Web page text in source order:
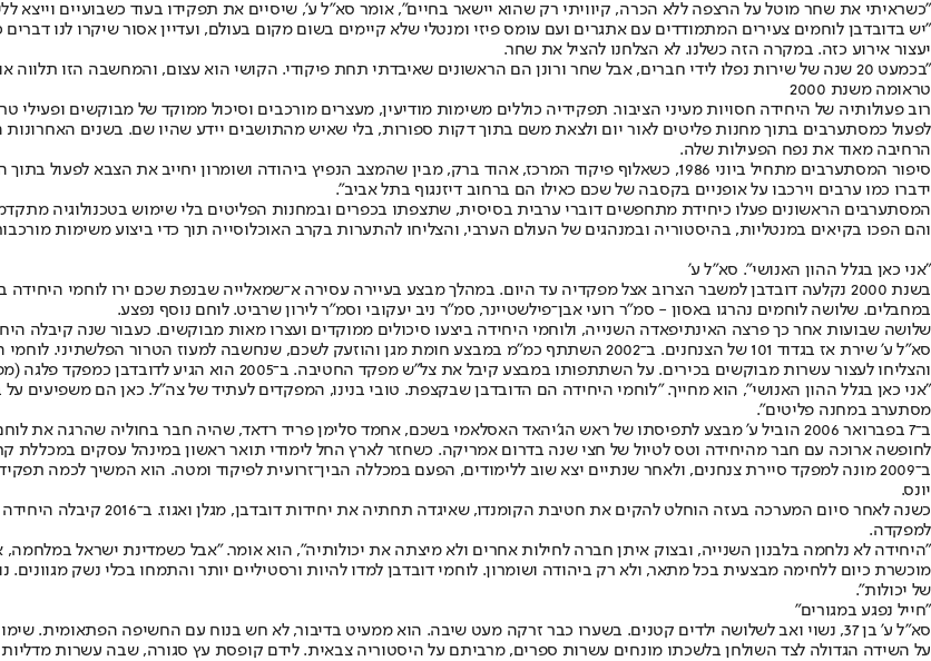
"כשראיתי את שחר מוטל על הרצפה ללא הכרה, קיוויתי רק שהוא יישאר בחיים", אומר סא"ל ע', שיסיים את תפקידו בעוד כשבועיים וייצא
"יש בדובדבן לוחמים צעירים המתמודדים עם אתגרים ועם עומס פיזי ומנטלי שלא קיימים בשום מקום בעולם, ועדיין אסור שיקרו לנו
יעצור אירוע כזה. במקרה הזה כשלנו. לא הצלחנו להציל את שחר.
"בכמעט 20 שנה של שירות נפלו לידי חברים, אבל שחר ורונן הם הראשונים שאיבדתי תחת פיקודי. הקושי הוא עצום, והמחשבה הזו תלווה אותי עד סוף חיי".
טראומה משנת 2000
רוב פעולותיה של היחידה חסויות מעיני הציבור. תפקידיה כוללים משימות מודיעין, מעצרים מורכבים וסיכול ממוקד של מבוקשים
לפעול כמסתערבים בתוך מחנות פליטים לאור יום ולצאת משם בתוך דקות ספורות, בלי שאיש מהתושבים יידע שהיו שם. בשנים
הרחיבה מאוד את נפח הפעילות שלה.
סיפור המסתערבים מתחיל ביוני 1986, כשאלוף פיקוד המרכז, אהוד ברק, מבין שהמצב הנפיץ ביהודה ושומרון יחייב את
ידברו כמו ערבים וירכבו על אופניים בקסבה של שכם כאילו הם ברחוב דיזנגוף בתל אביב".
והם הפכו בקיאים במנטליות, בהיסטוריה ובמנהגים של העולם הערבי, והצליחו להתערות בקרב האוכלוסייה תוך כדי ביצוע משימות
"אני כאן בגלל ההון האנושי". סא"ל ע'
בשנת 2000 נקלעה דובדבן למשבר הצרוב אצל מפקדיה עד היום. במהלך מבצע בעיירה עסירה א־שמאלייה שבנפת שכם ירו לוחמי
במחבלים. שלושה לוחמים נהרגו באסון - סמ"ר רועי אבן־פילשטיינר, סמ"ר ניב יעקובי וסמ"ר לירון שרביט. לוחם נוסף נפצע.
שלושה שבועות אחר כך פרצה האינתיפאדה השנייה, ולוחמי היחידה ביצעו סיכולים ממוקדים ועצרו מאות מבוקשים. כעבור שנה קיבלה
סא"ל ע' שירת אז בגדוד 101 של הצנחנים. ב־2002 השתתף כמ"מ במבצע חומת מגן והוזעק לשכם, שנחשבה למעוז
והצליחו לעצור עשרות מבוקשים בכירים. על השתתפותו במבצע קיבל את צל"ש מפקד החטיבה. ב־2005 הוא הגיע לדובדבן כמפקד פלגה (מפל"ג), ומאז נקשרה נפשו בלחימה השקטה, ובעיקר בלוחמים שלצידו.
"אני כאן בגלל ההון האנושי", הוא מחייך. "לוחמי היחידה הם הדובדבן שבקצפת. טובי בנינו, המפקדים לעתיד של צה"ל. כאן הם משפיעים
מסתערב במחנה פליטים".
לחופשה ארוכה עם חבר מהיחידה וטס לטיול של חצי שנה בדרום אמריקה. כשחזר לארץ החל לימודי תואר ראשון במינהל עסקים במכללת
יונס.
כשנה לאחר סיום המערכה בעזה
למפקדה.
"היחידה לא נלחמה בלבנון השנייה, ובצוק איתן חברה לחילות אחרים ולא מיצתה את יכולותיה", הוא אומר. "אבל כשמדינת ישראל
מוכשרת כיום ללחימה מבצעית בכל מתאר, ולא רק ביהודה ושומרון. לוחמי דובדבן למדו להיות ורסטיליים יותר והתמחו בכלי נשק
של יכולות".
"חייל נפגע במגורים"
סא"ל ע' בן 37, נשוי ואב לשלושה ילדים קטנים. בשערו כבר זרקה מעט שיבה. הוא ממעיט בדיבור, לא חש בנוח עם החשיפה הפתאומית. שימו אותו בסמטה של כפר ערבי, עם אפוד ו־M-16 ביד, והוא פורח.
על השידה הגדולה לצד השולחן בלשכתו מונחים עשרות ספרים, מרביתם על היסטוריה צבאית. לידם קופסת עץ סגורה, שבה עשרות